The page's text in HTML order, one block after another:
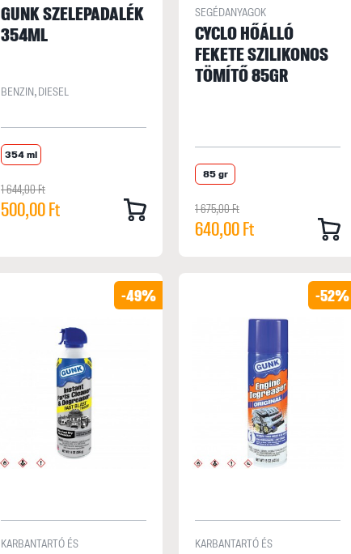
GUNK SZELEPADALÉK
354ML
BENZIN, DIESEL
354 ml
1 644,00 Ft
500,00 Ft
SEGÉDANYAGOK
CYCLO HŐÁLLÓ
FEKETE SZILIKONOS
TÖMÍTŐ 85GR
85 gr
1 675,00 Ft
640,00 Ft
-49%
KARBANTARTÓ ÉS
-52%
KARBANTARTÓ ÉS